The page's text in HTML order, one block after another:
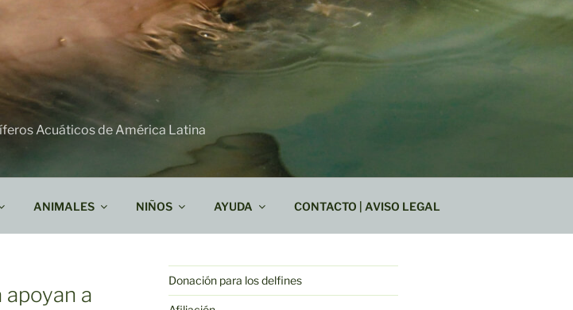
Acuáticos de América Latina
ANIMALES NIÑOS AYUDA CONTACTO | AVISO LEGAL
a
Donación para los delfines